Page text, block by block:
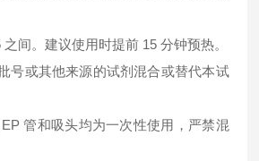
间。建议使用时提前 15 分钟预热。
号或其他来源的试剂混合或替代本试
管和吸头均为一次性使用，严禁混